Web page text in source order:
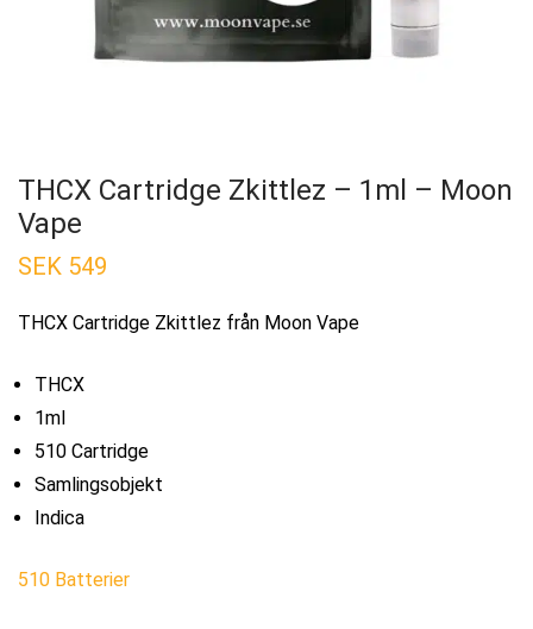
THCX Cartridge Zkittlez – 1ml – Moon
Vape
SEK 549
THCX Cartridge Zkittlez från Moon Vape
THCX
1ml
510 Cartridge
Samlingsobjekt
Indica
510 Batterier